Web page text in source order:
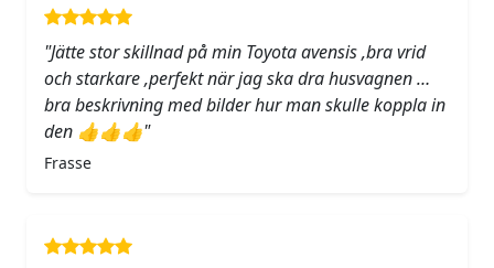
"Jätte stor skillnad på min Toyota avensis ,bra vrid
och starkare ,perfekt när jag ska dra husvagnen …
bra beskrivning med bilder hur man skulle koppla in
den 👍👍👍"
Frasse